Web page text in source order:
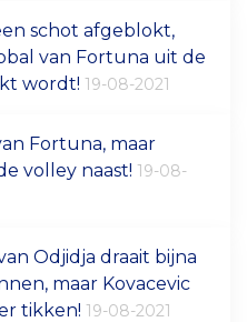
schot afgeblokt,
van Fortuna uit de
wordt! 19-08-2021
Fortuna, maar
volley naast! 19-08-
Odjidja draait bijna
maar Kovacevic
tikken! 19-08-2021